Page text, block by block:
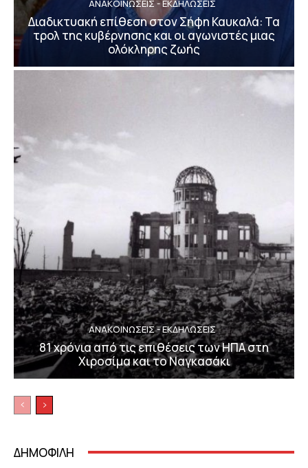
ΑΝΑΚΟΙΝΩΣΕΙΣ - ΕΚΔΗΛΩΣΕΙΣ
Διαδικτυακή επίθεση στον Σήφη Καυκαλά: Τα
τρολ της κυβέρνησης και οι αγωνιστές μιας
ολόκληρης ζωής
ΑΝΑΚΟΙΝΩΣΕΙΣ - ΕΚΔΗΛΩΣΕΙΣ
81 χρόνια από τις επιθέσεις των ΗΠΑ στη
Χιροσίμα και το Ναγκασάκι
ΔΗΜΟΦΙΛΗ